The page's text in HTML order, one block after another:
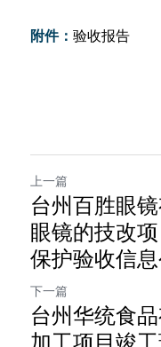
附件： 验收报告
上一篇
台州百胜眼
眼镜的技改
保护验收信
下一篇
台州华统食